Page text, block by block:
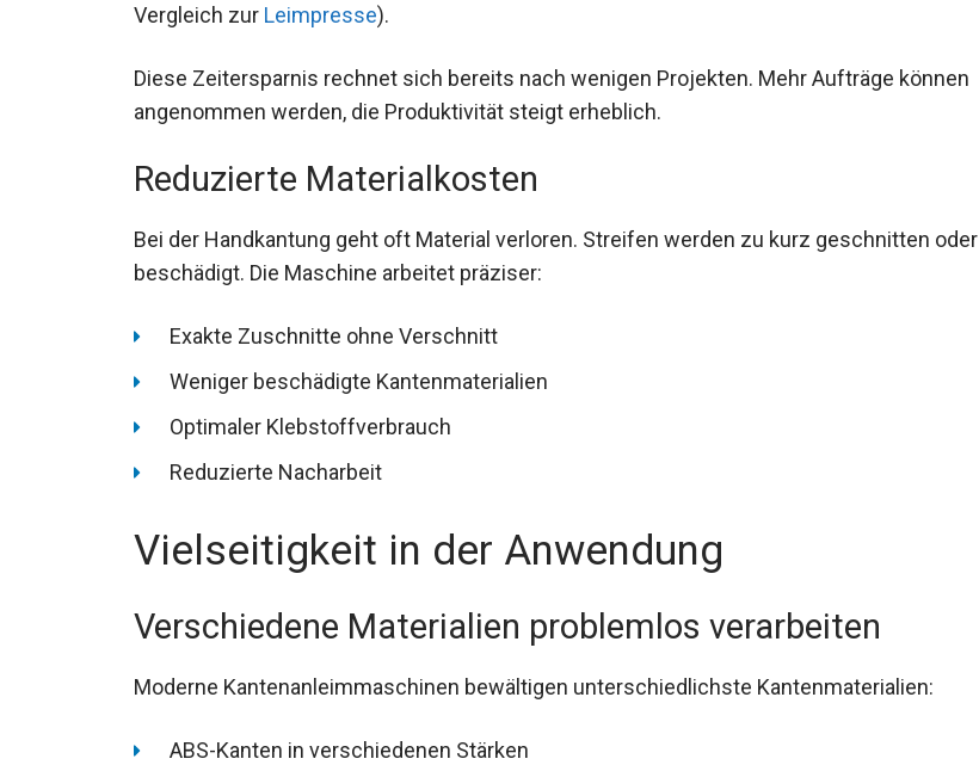
Vergleich zur Leimpresse).
Diese Zeitersparnis rechnet sich bereits nach wenigen Projekten. Mehr Aufträge können
angenommen werden, die Produktivität steigt erheblich.
Reduzierte Materialkosten
Bei der Handkantung geht oft Material verloren. Streifen werden zu kurz geschnitten oder
beschädigt. Die Maschine arbeitet präziser:
Exakte Zuschnitte ohne Verschnitt
Weniger beschädigte Kantenmaterialien
Optimaler Klebstoffverbrauch
Reduzierte Nacharbeit
Vielseitigkeit in der Anwendung
Verschiedene Materialien problemlos verarbeiten
Moderne Kantenanleimmaschinen bewältigen unterschiedlichste Kantenmaterialien:
ABS-Kanten in verschiedenen Stärken